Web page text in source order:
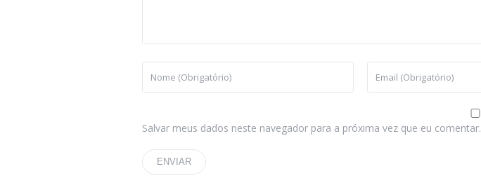
Salvar meus dados neste navegador para a próxima vez que eu comentar.